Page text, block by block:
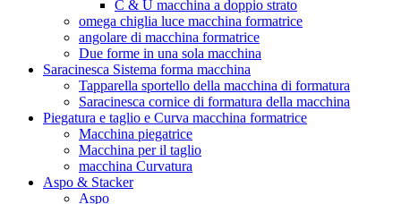
C & U macchina a doppio strato
omega chiglia luce macchina formatrice
angolare di macchina formatrice
Due forme in una sola macchina
Saracinesca Sistema forma macchina
Tapparella sportello della macchina di formatura
Saracinesca cornice di formatura della macchina
Piegatura e taglio e Curva macchina formatrice
Macchina piegatrice
Macchina per il taglio
macchina Curvatura
Aspo & Stacker
Aspo